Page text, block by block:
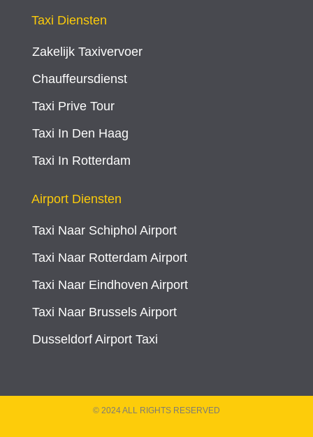
Taxi Diensten
Zakelijk Taxivervoer
Chauffeursdienst
Taxi Prive Tour
Taxi In Den Haag
Taxi In Rotterdam
Airport Diensten
Taxi Naar Schiphol Airport
Taxi Naar Rotterdam Airport
Taxi Naar Eindhoven Airport
Taxi Naar Brussels Airport
Dusseldorf Airport Taxi
© 2024 ALL RIGHTS RESERVED​